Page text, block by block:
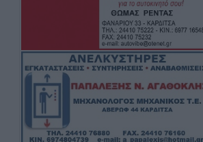
Έκτακτος ψεκασμός και μέτρα
προστασίας για τον Ιό του Δυτικού
Νείλου στην Δ.Κ. Κυψέλης
6 Αυγούστου 2026, 19:35
Χαλκίδα: Γυναίκα έπεσε από την
Υψηλή Γέφυρα και σώθηκε στα
νερά του Ευβοϊκού